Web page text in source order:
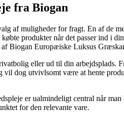
fra Biogan
af muligheder for fragt. En af de
produkter når det passer ind i
Biogan Europæiske Luksus
eller ud til din arbejdsplads.
dog utvivlsomt være at hente
er ualmindeligt central når
for den relevante vare.